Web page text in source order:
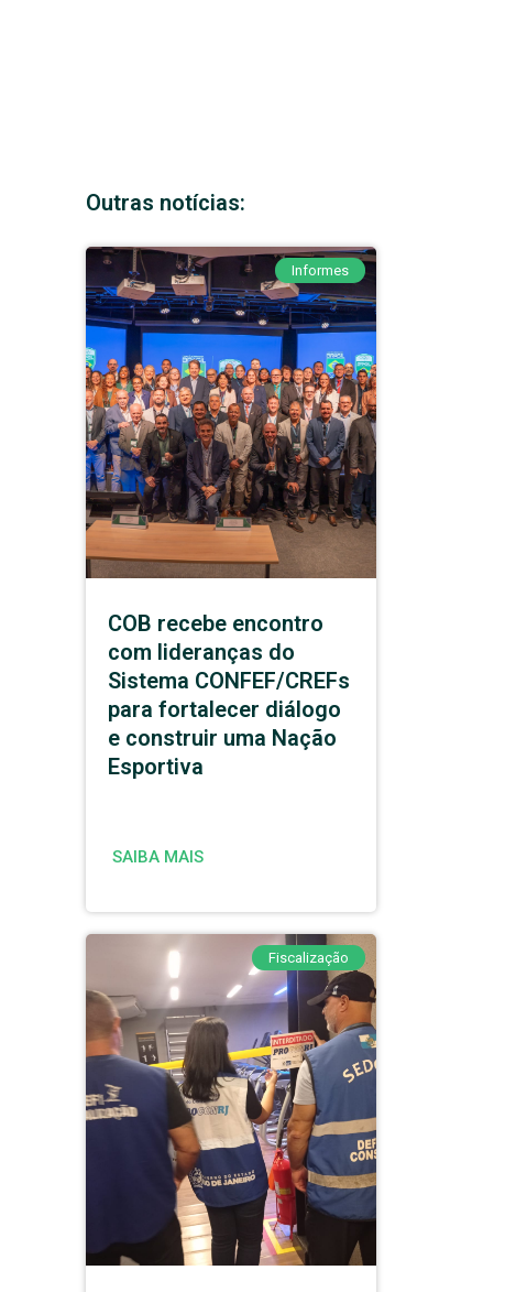
Outras notícias:
Informes
COB recebe encontro
com lideranças do
Sistema CONFEF/CREFs
para fortalecer diálogo
e construir uma Nação
Esportiva
SAIBA MAIS
Fiscalização